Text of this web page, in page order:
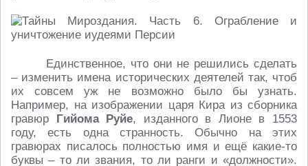
Единственное, что они не решились сделать
– изменить имена исторических деятелей так, чтоб
их совсем уж не возможно было бы узнать.
Например, на изображении царя Кира из сборника
гравюр Гийома Руйе, изданного в Лионе в 1553
году, есть одна странность. Обычно на этих
гравюрах писалось полностью имя и ещё какие-то
буквы – то ли звания, то ли ранги и «должности».